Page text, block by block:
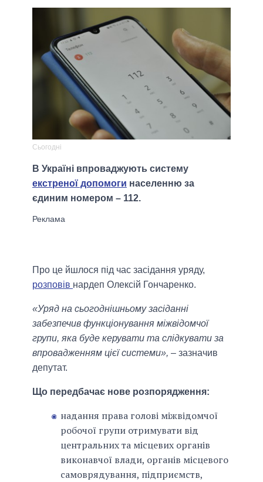
Сьогодні
В Україні впроваджують систему
екстреної допомоги населенню за
єдиним номером – 112.
Про це йшлося під час засідання уряду,
розповів нардеп Олексій Гончаренко.
«Уряд на сьогоднішньому засіданні
забезпечив функціонування міжвідомчої
групи, яка буде керувати та слідкувати за
впровадженням цієї системи», – зазначив
депутат.
Що передбачає нове розпорядження:
надання права голові міжвідомчої
робочої групи отримувати від
центральних та місцевих органів
виконавчої влади, органів місцевого
самоврядування, підприємств,